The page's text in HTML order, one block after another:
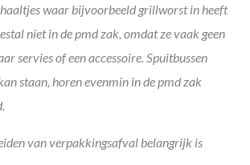
waar bijvoorbeeld grillworst in heeft
niet in de pmd zak, omdat ze vaak geen
servies of een accessoire. Spuitbussen
staan, horen evenmin in de pmd zak
van verpakkingsafval belangrijk is